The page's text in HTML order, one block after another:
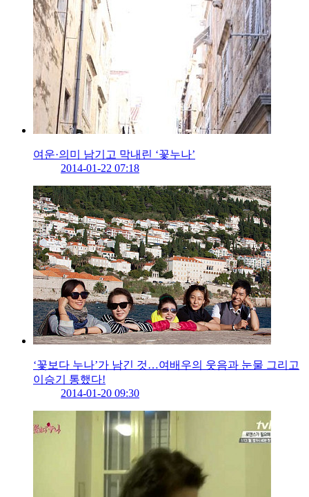
여운·의미 남기고 막내린 ‘꽃누나’
2014-01-22 07:18
‘꽃보다 누나’가 남긴 것…여배우의 웃음과 눈물 그리고
이승기 통했다!
2014-01-20 09:30